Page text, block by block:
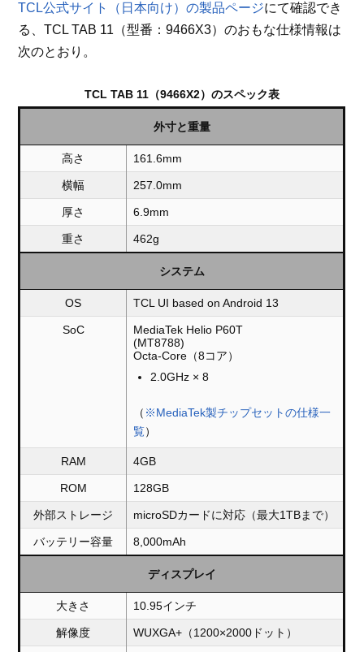
TCL公式サイト（日本向け）の製品ページにて確認でき
る、TCL TAB 11（型番：9466X3）のおもな仕様情報は
次のとおり。
TCL TAB 11（9466X2）のスペック表
外寸と重量
高さ 161.6mm
横幅 257.0mm
厚さ 6.9mm
重さ 462g
システム
OS TCL UI based on Android 13
SoC
MediaTek Helio P60T
(MT8788)
Octa-Core（8コア）
2.0GHz × 8
（ ※MediaTek製チップセットの仕様一
覧）
RAM 4GB
ROM 128GB
外部ストレージ microSDカードに対応（最大1TBまで）
バッテリー容量 8,000mAh
ディスプレイ
大きさ 10.95インチ
解像度 WUXGA+（1200×2000ドット）